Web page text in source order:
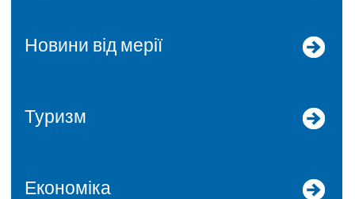
Новини від мерії
Туризм
Економіка